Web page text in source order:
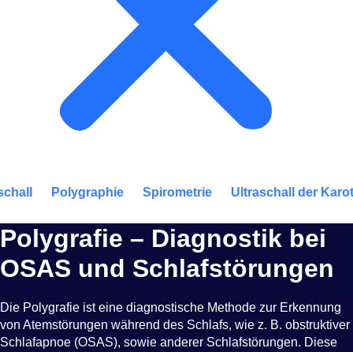
Polygraphie Spirometrie Ultraschall der
Polygrafie – Diagnostik bei
OSAS und Schlafstörungen
Die Polygrafie ist eine diagnostische Methode zur Erkennung
von Atemstörungen während des Schlafs, wie z. B. obstruktiver
Schlafapnoe (OSAS), sowie anderer Schlafstörungen. Diese